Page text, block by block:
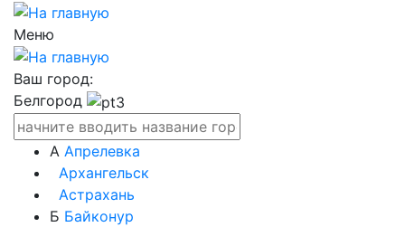
Меню
Ваш город:
Белгород
А Апрелевка
Архангельск
Астрахань
Б Байконур